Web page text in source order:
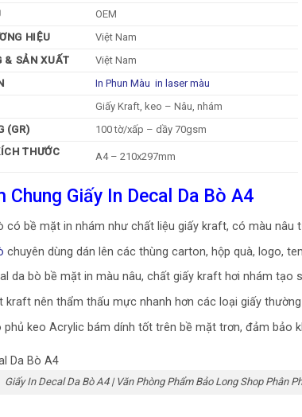
OEM
HIỆU
Việt Nam
& SẢN XUẤT
Việt Nam
In Phun Màu in laser màu
Giấy Kraft, keo – Nâu, nhám
(GR)
100 tờ/xấp – dầy 70gsm
THƯỚC
A4 – 210x297mm
Chung Giấy In Decal Da Bò A4
có bề mặt in nhám như chất liệu giấy kraft, có màu nâu
chuyên dùng dán lên các thùng carton, hộp quà, logo,
da bò bề mặt in màu nâu, chất giấy kraft hơi nhám
kraft nên thẩm thấu mực nhanh hơn các loại giấy
phủ keo Acrylic bám dính tốt trên bề mặt trơn, đảm bảo
Giấy In Decal Da Bò A4 | Văn Phòng Phẩm Bảo Long Shop Phân